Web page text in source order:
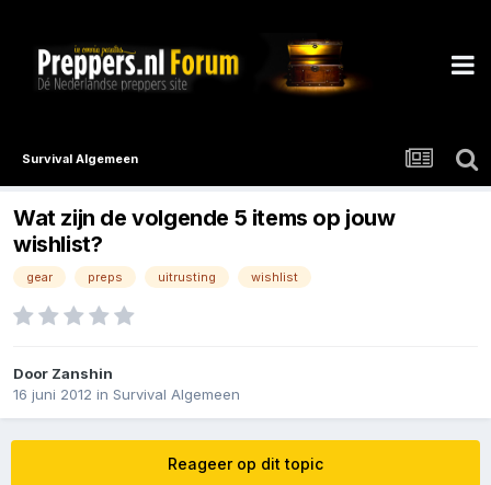
Survival Algemeen
Wat zijn de volgende 5 items op jouw
wishlist?
gear preps uitrusting wishlist
Door Zanshin
16 juni 2012 in Survival Algemeen
Reageer op dit topic